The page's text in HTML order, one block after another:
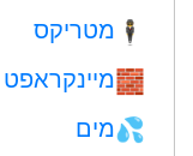
🕴️ מטריקס
🧱מיינקראפט
💦מים